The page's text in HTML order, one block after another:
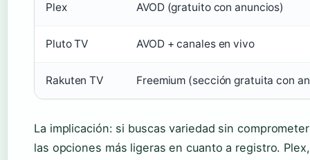
Plex AVOD (gratuito con anuncios)
Pluto TV AVOD + canales en vivo
Rakuten TV Freemium (sección gratuita con
La implicación: si buscas variedad sin
las opciones más ligeras en cuanto a registro.